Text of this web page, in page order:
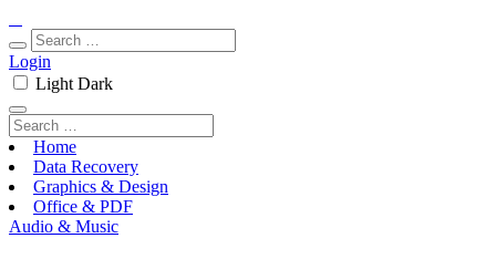
Login
Light Dark
Home
Data Recovery
Graphics & Design
Office & PDF
Audio & Music